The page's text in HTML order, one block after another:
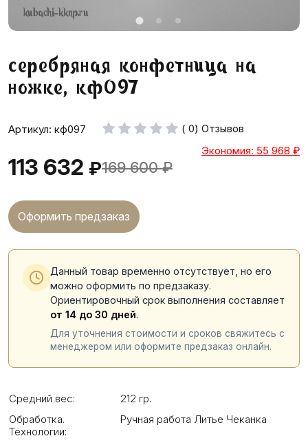
серебряная конфетница на
ножке, кф097
Артикул: кф097 ( 0) Отзывов
113 632 ₽169 600 ₽
Экономия: 55 968 ₽
Оформить предзаказ
Данный товар временно отсутствует, но его
можно оформить по предзаказу.
Ориентировочный срок выполнения составляет
от 14 до 30 дней.
Для уточнения стоимости и сроков свяжитесь с
менеджером или оформите предзаказ онлайн.
Средний вес:
212 гр.
Обработка.
Технологии:
Ручная работа Литье Чеканка